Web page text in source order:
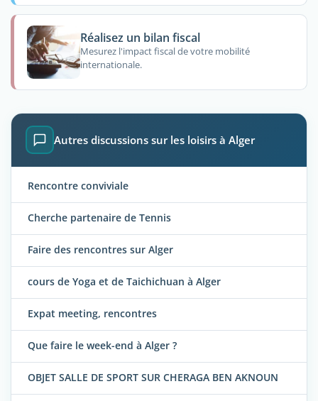
Réalisez un bilan fiscal
Mesurez l'impact fiscal de votre mobilité
internationale.
Autres discussions sur les loisirs à Alger
Rencontre conviviale
Cherche partenaire de Tennis
Faire des rencontres sur Alger
cours de Yoga et de Taichichuan à Alger
Expat meeting, rencontres
Que faire le week-end à Alger ?
OBJET SALLE DE SPORT SUR CHERAGA BEN AKNOUN